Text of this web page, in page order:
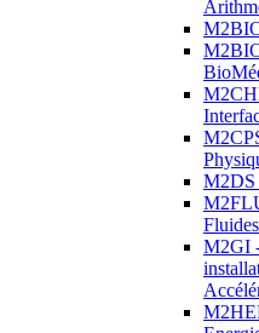
M2DS
Fluides
M2GI